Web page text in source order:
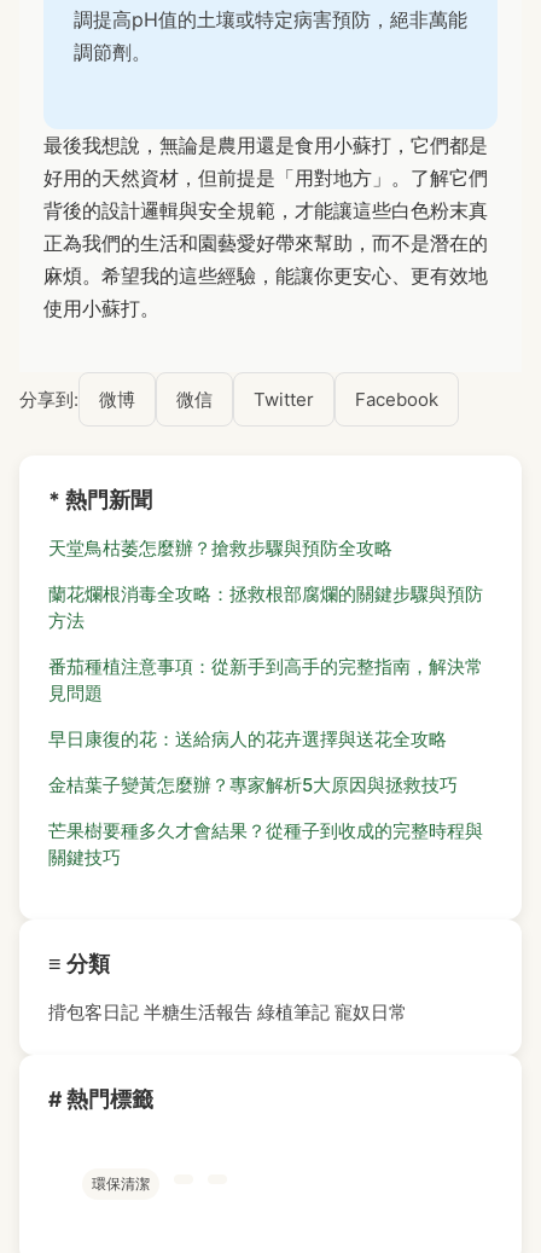
調提高pH值的土壤或特定病害預防，絕非萬能
調節劑。
最後我想說，無論是農用還是食用小蘇打，它們都是
好用的天然資材，但前提是「用對地方」。了解它們
背後的設計邏輯與安全規範，才能讓這些白色粉末真
正為我們的生活和園藝愛好帶來幫助，而不是潛在的
麻煩。希望我的這些經驗，能讓你更安心、更有效地
使用小蘇打。
分享到: 微博 微信 Twitter Facebook
* 熱門新聞
天堂鳥枯萎怎麼辦？搶救步驟與預防全攻略
蘭花爛根消毒全攻略：拯救根部腐爛的關鍵步驟與預防
方法
番茄種植注意事項：從新手到高手的完整指南，解決常
見問題
早日康復的花：送給病人的花卉選擇與送花全攻略
金桔葉子變黃怎麼辦？專家解析5大原因與拯救技巧
芒果樹要種多久才會結果？從種子到收成的完整時程與
關鍵技巧
≡ 分類
揹包客日記 半糖生活報告 綠植筆記 寵奴日常
# 熱門標籤
環保清潔